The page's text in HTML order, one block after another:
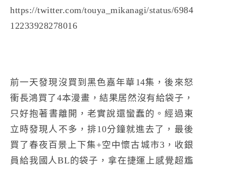
https://twitter.com/touya_mikanagi/status/6984
12233928278016
前一天發現沒買到黑色嘉年華14集，後來怒
衝長鴻買了4本漫畫，結果居然沒有給袋子，
只好抱著書離開，老實說還蠻蠢的。經過東
立時發現人不多，排10分鐘就進去了，最後
買了春夜百景上下集+空中懷古城市3，收銀
員給我國人BL的袋子，拿在捷運上感覺超尷